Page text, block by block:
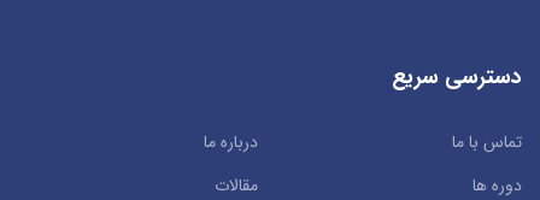
دسترسی سریع
تماس با ما
درباره ما
دوره ها
مقالات